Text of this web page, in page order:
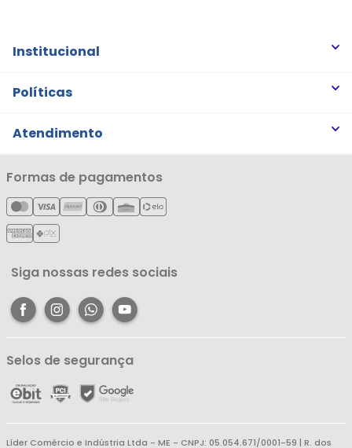
Institucional
Quem somos
Notícias
Cartão Líderzan
Políticas
Trocas e Devoluções
Política de Privacidade
Política de Entrega
Política de Reembolso
Atendimento
Minha Conta
Meus Pedidos
Meus Favoritos
Central de Atendimento
Formas de pagamentos
Siga nossas redes sociais
Selos de segurança
Líder Comércio e Indústria Ltda - ME - CNPJ: 05.054.671/0001-59 | R. dos